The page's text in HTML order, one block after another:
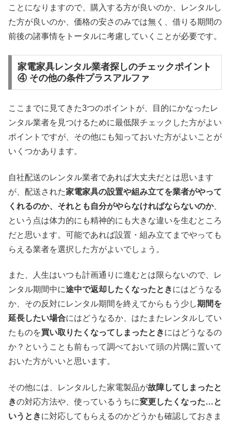
ことになりますので、購入する方が良いのか、レンタルし
た方が良いのか、価格の安さのみでは無く、借りる期間の
前後の諸事情をトータルに考慮していくことが必要です。
家電家具レンタル業者探しのチェックポイント
④ その他の条件プラスアルファ
ここまでに見てきた3つのポイントが、目的にかなったレ
ンタル業者を見つけるために最低限チェックした方がよい
ポイントですが、その他にも知っておいた方がよいことが
いくつかあります。
自社配送のレンタル業者であれば大丈夫だとは思います
が、配送された家電家具の設置や組み立てを業者がやって
くれるのか、それとも自分がやらなければならないのか、
という点は体力的にも精神的にも大きな違いを生むところ
だと思います。可能であれば設置・組み立てまでやっても
らえる業者を選択した方がよいでしょう。
また、人生はいつも計画通りに進むとは限らないので、レ
ンタル期間中に途中で返却したくなったときにはどうなる
か、その反対にレンタル期間を終えてからもう少し期間を
延長したい場合にはどうなるか、はたまたレンタルしてい
たものを買い取りたくなってしまったときにはどうなるの
か？ということも前もって調べておいて頭の片隅に置いて
おいた方がいいと思います。
その他には、レンタルした家電製品が故障してしまったと
きの対応方法や、使っているうちに変更したくなった…と
いうときに対応してもらえるのかどうかも確認しておきま